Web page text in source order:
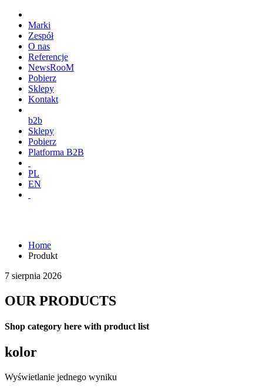
Marki
Zespół
O nas
Referencje
NewsRooM
Pobierz
Sklepy
Kontakt
b2b
Sklepy
Pobierz
Platforma B2B
PL
EN
Home
Produkt
7 sierpnia 2026
OUR PRODUCTS
Shop category here with product list
kolor
Wyświetlanie jednego wyniku